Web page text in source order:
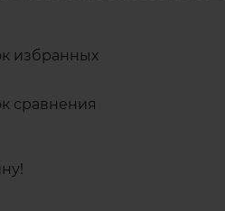
избранных
сравнения